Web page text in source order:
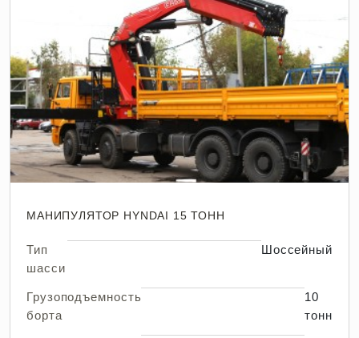
МАНИПУЛЯТОР HYNDAI 15 ТОНН
Тип
шасси
Шоссейный
Грузоподъемность
борта
10
тонн